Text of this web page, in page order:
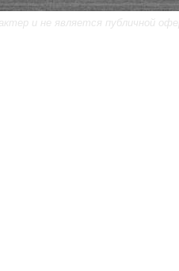
и не является публичной